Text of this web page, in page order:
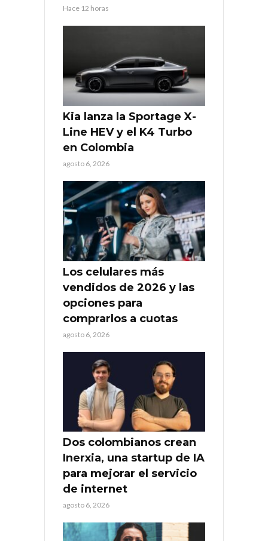
Hace 12 horas
Kia lanza la Sportage X-
Line HEV y el K4 Turbo
en Colombia
agosto 6, 2026
Los celulares más
vendidos de 2026 y las
opciones para
comprarlos a cuotas
agosto 6, 2026
Dos colombianos crean
Inerxia, una startup de IA
para mejorar el servicio
de internet
agosto 6, 2026